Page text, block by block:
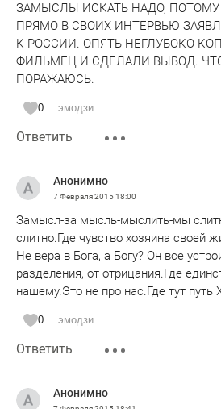
общества, которое намеривался
заканчивается тем, что все
прежнем состоянии. Общежитие,
можно его воспринимать как наше
стоит, но часы его сочтены. Народ
здание, не признавая крики этого
своем месте, продолжает гулять и
они уже для них не народ, это
наркоманы, которые не смогли
здания. Чего стоят одни слова
городка, которая в неком коротком
обращается к своим замам, в
ответственному за
разворовал, скоро будем больных
И разве все не так? Goody
ЗАМЫСЛЫ ИСКАТЬ НАДО,
ПРЯМО В СВОИХ ИНТЕРВЬЮ
К РОССИИ. ОПЯТЬ НЕГЛУБОКО
ФИЛЬМЕЦ И СДЕЛАЛИ ВЫВОД.
ПОРАЖАЮСЬ.
0 эмодзи
Ответить
Анонимно
7 Февраля 201518:00
Замысл-за мысль-мыслить-мы
слитно.Где чувство хозяина своей
Не вера в Бога, а Богу? Он все
разделения, от отрицания.Где
нашему.Это не про нас.Где тут путь
0 эмодзи
Ответить
Анонимно